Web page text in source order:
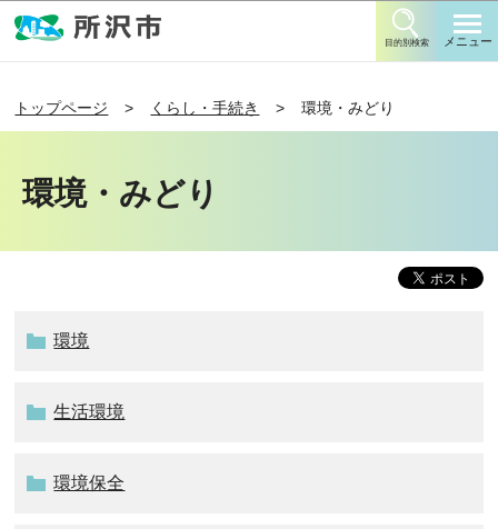
目的別検索 メニュー
トップページ くらし・手続き 環境・みどり
環境・みどり
環境
生活環境
環境保全